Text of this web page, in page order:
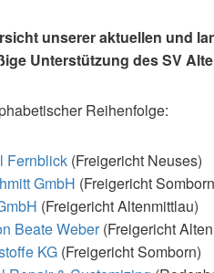
unserer aktuellen und
Unterstützung des SV
Reihenfolge:
Fernblick (Freigericht Neuses)
GmbH (Freigericht
(Freigericht Altenmittlau)
Beate Weber(Freigericht
KG (Freigericht Somborn)